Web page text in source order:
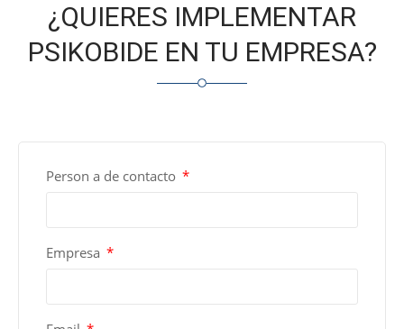
¿QUIERES IMPLEMENTAR
PSIKOBIDE EN TU EMPRESA?
Person a de contacto
Empresa